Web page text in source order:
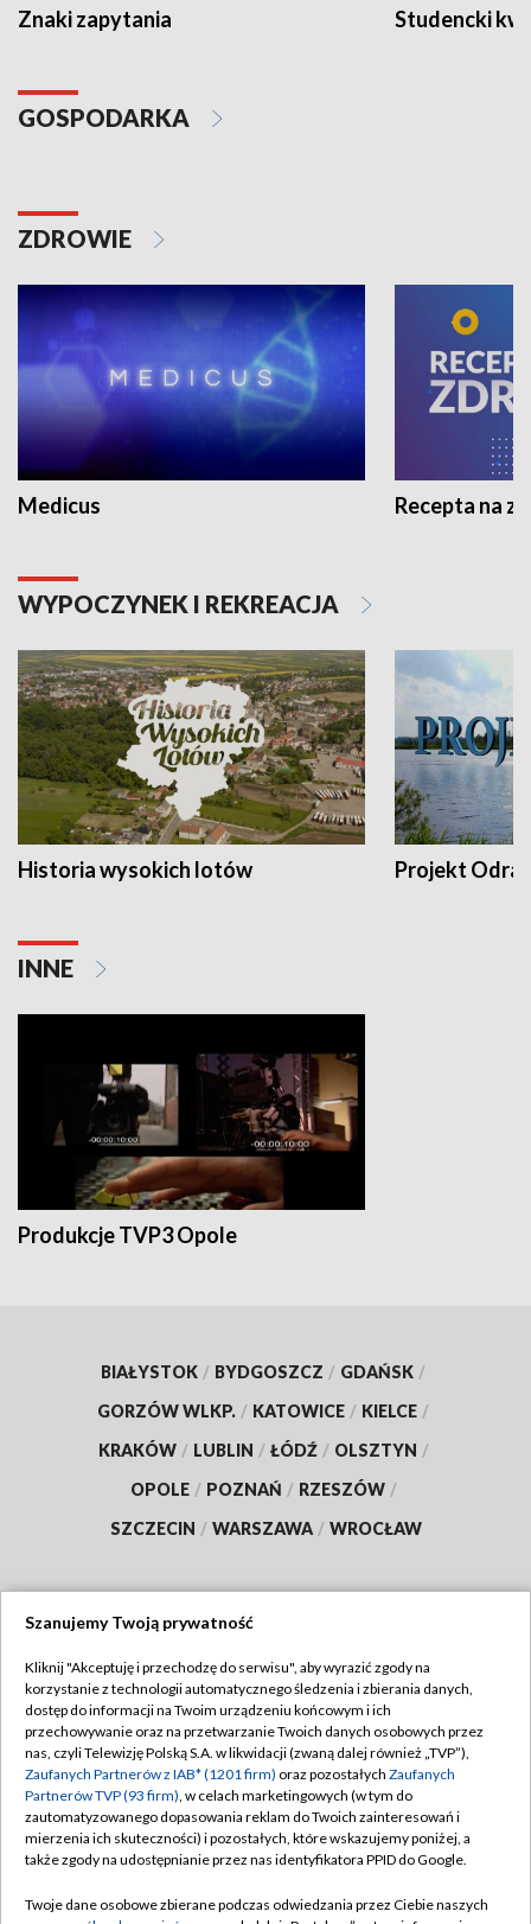
Znaki zapytania Studencki
GOSPODARKA
ZDROWIE
Medicus Recepta na
WYPOCZYNEK I REKREACJA
Historia wysokich lotów Projekt Odra
INNE
Produkcje TVP3 Opole
BIAŁYSTOK / BYDGOSZCZ / GDAŃSK /
GORZÓW WLKP. / KATOWICE / KIELCE /
KRAKÓW / LUBLIN / ŁÓDŹ / OLSZTYN /
OPOLE / POZNAŃ / RZESZÓW /
SZCZECIN / WARSZAWA / WROCŁAW
TVP
Abonament TVP
Emisja w TVP
Centrum informacji TVP
Naziemna Telewizja Cyfrowa
Regulamin TVP
Polityka prywatności
Moje zgody
Pomoc
Szanujemy Twoją prywatność
Kliknij "Akceptuję i przechodzę do serwisu", aby wyrazić zgody na
korzystanie z technologii automatycznego śledzenia i zbierania danych,
dostęp do informacji na Twoim urządzeniu końcowym i ich
przechowywanie oraz na przetwarzanie Twoich danych osobowych przez
nas, czyli Telewizję Polską S.A. w likwidacji (zwaną dalej również „TVP”),
Zaufanych Partnerów z IAB* (1201 firm) oraz pozostałych Zaufanych
Partnerów TVP (93 firm), w celach marketingowych (w tym do
zautomatyzowanego dopasowania reklam do Twoich zainteresowań i
mierzenia ich skuteczności) i pozostałych, które wskazujemy poniżej, a
także zgody na udostępnianie przez nas identyfikatora PPID do Google.
Twoje dane osobowe zbierane podczas odwiedzania przez Ciebie naszych